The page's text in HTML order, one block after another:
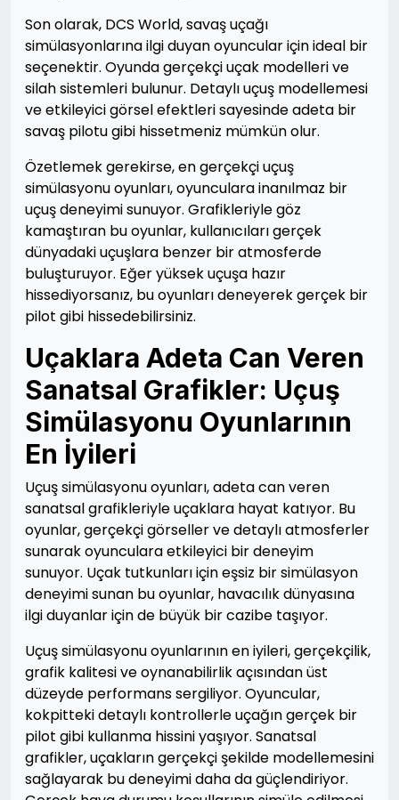
Son olarak, DCS World, savaş uçağı
simülasyonlarına ilgi duyan oyuncular için ideal bir
seçenektir. Oyunda gerçekçi uçak modelleri ve
silah sistemleri bulunur. Detaylı uçuş modellemesi
ve etkileyici görsel efektleri sayesinde adeta bir
savaş pilotu gibi hissetmeniz mümkün olur.
Özetlemek gerekirse, en gerçekçi uçuş
simülasyonu oyunları, oyunculara inanılmaz bir
uçuş deneyimi sunuyor. Grafikleriyle göz
kamaştıran bu oyunlar, kullanıcıları gerçek
dünyadaki uçuşlara benzer bir atmosferde
buluşturuyor. Eğer yüksek uçuşa hazır
hissediyorsanız, bu oyunları deneyerek gerçek bir
pilot gibi hissedebilirsiniz.
Uçaklara Adeta Can Veren
Sanatsal Grafikler: Uçuş
Simülasyonu Oyunlarının
En İyileri
Uçuş simülasyonu oyunları, adeta can veren
sanatsal grafikleriyle uçaklara hayat katıyor. Bu
oyunlar, gerçekçi görseller ve detaylı atmosferler
sunarak oyunculara etkileyici bir deneyim
sunuyor. Uçak tutkunları için eşsiz bir simülasyon
deneyimi sunan bu oyunlar, havacılık dünyasına
ilgi duyanlar için de büyük bir cazibe taşıyor.
Uçuş simülasyonu oyunlarının en iyileri, gerçekçilik,
grafik kalitesi ve oynanabilirlik açısından üst
düzeyde performans sergiliyor. Oyuncular,
kokpitteki detaylı kontrollerle uçağın gerçek bir
pilot gibi kullanma hissini yaşıyor. Sanatsal
grafikler, uçakların gerçekçi şekilde modellemesini
sağlayarak bu deneyimi daha da güçlendiriyor.